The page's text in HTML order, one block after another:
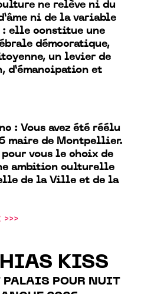
ne relève ni du
ni de la variable
: elle constitue une
démocratique,
un levier de
d’émancipation et
: Vous avez été réélu
maire de Montpellier.
vous le choix de
ambition culturelle
de la Ville et de la
>>>
KISS
PALAIS POUR NUIT